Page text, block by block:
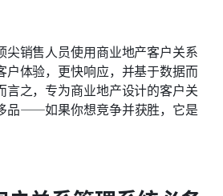
尖销售人员使用商业地产客户关系
户体验，更快响应，并基于数据而
言之，专为商业地产设计的客户关
品——如果你想竞争并获胜，它是